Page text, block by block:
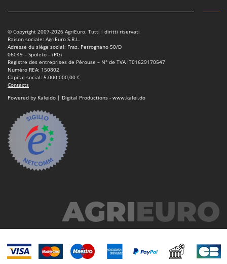
© Copyright 2007-2026 AgriEuro. Tutti i diritti riservati
Raison sociale: AgriEuro S.R.L.
Adresse du siège social: Fraz. Petrognano 50/D
06049 – Spoleto – (PG)
Registre des entreprises de Pérouse – N° de TVA IT01629170547
Numéro REA: 150802
Capital social: 5.000.000,00 €
Contacts
Powered by Kaleido | Digital Productions - www.kalei.do